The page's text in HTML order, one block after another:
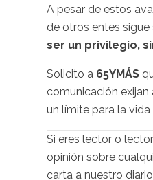
A pesar de estos
de otros entes
ser un privilegio,
Solicito a 65YMÁS
comunicación
un límite para la vida
Si eres lector o
opinión sobre
carta a nuestro